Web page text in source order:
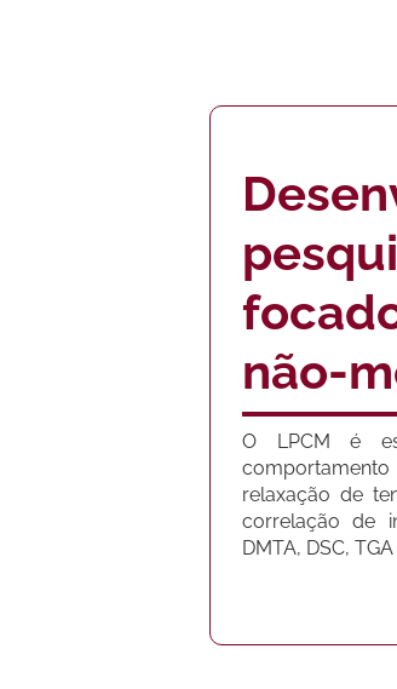
não-
O LPCM é
comportamento
relaxação de
correlação de
DMTA, DSC, TGA